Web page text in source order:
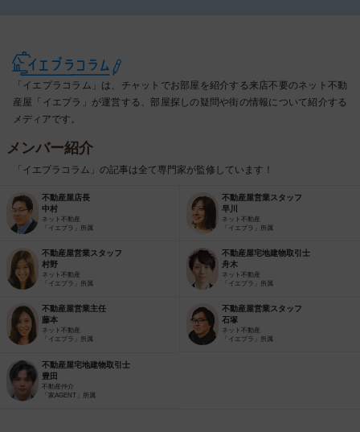
「イエプラコラム」は、チャットでお部屋を紹介する来店不要のネット不動
産屋「イエプラ」が運営する、部屋探しの疑問や街の情報について紹介する
メディアです。
メンバー紹介
「イエプラコラム」の記事は全て専門家が監修しています！
不動産屋店長
中村
ネット不動産
「イエプラ」所属
不動産屋営業スタッフ
早川
ネット不動産
「イエプラ」所属
不動産屋営業スタッフ
村野
ネット不動産
「イエプラ」所属
不動産屋宅地建物取引士
舟木
ネット不動産
「イエプラ」所属
不動産屋営業主任
藤本
ネット不動産
「イエプラ」所属
不動産屋営業スタッフ
石塚
ネット不動産
「イエプラ」所属
不動産屋宅地建物取引士
豊田
不動産仲介
「家AGENT」所属